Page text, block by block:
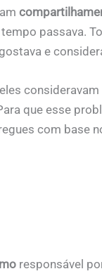
passava.
e
consideravam
que esse
com base
responsável